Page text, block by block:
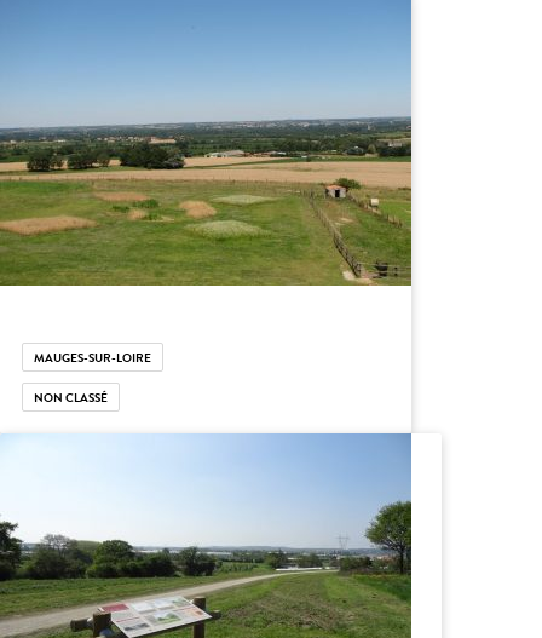
MAUGES-SUR-LOIRE
NON CLASSÉ